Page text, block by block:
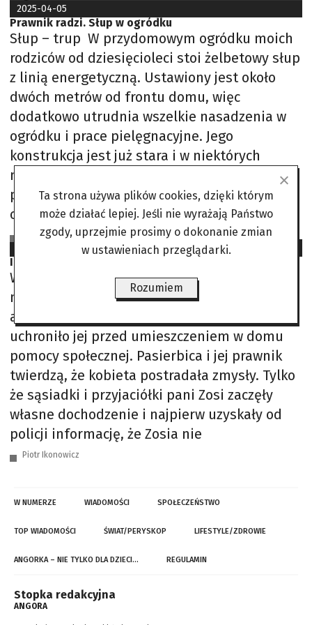
2025-04-05
Prawnik radzi. Słup w ogródku
Słup – trup W przydomowym ogródku moich
rodziców od dziesięcioleci stoi żelbetowy słup
z linią energetyczną. Ustawiony jest około
dwóch metrów od frontu domu, więc
dodatkowo utrudnia wszelkie nasadzenia w
ogródku i prace pielęgnacyjne. Jego
konstrukcja jest już stara i w niektórych
miejscach zaczęła się wykruszać, ukazując
pręt zbrojeniowy. Ubytek jest więc spory. Kto
odpowiada
Mecenas Jan Paragraf
IKONOWICZ: Porwanie Pani Zosi
Wprawdzie zastrzegła sobie w akcie
notarialnym prawo mieszkania w tym domu
aż do śmierci (tzw. dożywocie), ale to nie
uchroniło jej przed umieszczeniem w domu
pomocy społecznej. Pasierbica i jej prawnik
twierdzą, że kobieta postradała zmysły. Tylko
że sąsiadki i przyjaciółki pani Zosi zaczęły
własne dochodzenie i najpierw uzyskały od
policji informację, że Zosia nie
Piotr Ikonowicz
W NUMERZE WIADOMOŚCI SPOŁECZEŃSTWO
TOP WIADOMOŚCI ŚWIAT/PERYSKOP LIFESTYLE/ZDROWIE
ANGORKA – NIE TYLKO DLA DZIECI… REGULAMIN
Stopka redakcyjna
ANGORA
Ta strona używa plików cookies, dzięki którym
może działać lepiej. Jeśli nie wyrażają Państwo
zgody, uprzejmie prosimy o dokonanie zmian
w ustawieniach przeglądarki.
Rozumiem